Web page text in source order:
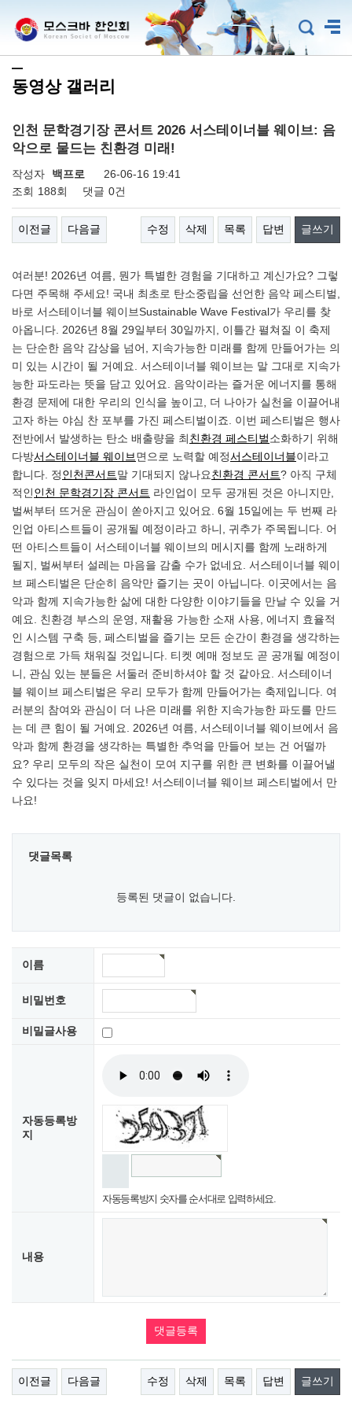
동영상 갤러리
인천 문학경기장 콘서트 2026 서스테이너블 웨이브: 음
악으로 물드는 친환경 미래!
작성자 백프로
26-06-16 19:41
조회 188회 댓글 0건
이전글 다음글 수정 삭제 목록 답변 글쓰기
여러분! 2026년 여름, 뭔가 특별한 경험을 기대하고 계신가요? 그렇
다면 주목해 주세요! 국내 최초로 탄소중립을 선언한 음악 페스티벌,
바로 서스테이너블 웨이브Sustainable Wave Festival가 우리를 찾
아옵니다. 2026년 8월 29일부터 30일까지, 이틀간 펼쳐질 이 축제
는 단순한 음악 감상을 넘어, 지속가능한 미래를 함께 만들어가는 의
미 있는 시간이 될 거예요. 서스테이너블 웨이브는 말 그대로 지속가
능한 파도라는 뜻을 담고 있어요. 음악이라는 즐거운 에너지를 통해
환경 문제에 대한 우리의 인식을 높이고, 더 나아가 실천을 이끌어내
고자 하는 야심 찬 포부를 가진 페스티벌이죠. 이번 페스티벌은 행사
전반에서 발생하는 탄소 배출량을 최친환경 페스티벌소화하기 위해
다방서스테이너블 웨이브면으로 노력할 예정서스테이너블이라고
합니다. 정인천콘서트말 기대되지 않나요친환경 콘서트? 아직 구체
적인인천 문학경기장 콘서트 라인업이 모두 공개된 것은 아니지만,
벌써부터 뜨거운 관심이 쏟아지고 있어요. 6월 15일에는 두 번째 라
인업 아티스트들이 공개될 예정이라고 하니, 귀추가 주목됩니다. 어
떤 아티스트들이 서스테이너블 웨이브의 메시지를 함께 노래하게
될지, 벌써부터 설레는 마음을 감출 수가 없네요. 서스테이너블 웨이
브 페스티벌은 단순히 음악만 즐기는 곳이 아닙니다. 이곳에서는 음
악과 함께 지속가능한 삶에 대한 다양한 이야기들을 만날 수 있을 거
예요. 친환경 부스의 운영, 재활용 가능한 소재 사용, 에너지 효율적
인 시스템 구축 등, 페스티벌을 즐기는 모든 순간이 환경을 생각하는
경험으로 가득 채워질 것입니다. 티켓 예매 정보도 곧 공개될 예정이
니, 관심 있는 분들은 서둘러 준비하셔야 할 것 같아요. 서스테이너
블 웨이브 페스티벌은 우리 모두가 함께 만들어가는 축제입니다. 여
러분의 참여와 관심이 더 나은 미래를 위한 지속가능한 파도를 만드
는 데 큰 힘이 될 거예요. 2026년 여름, 서스테이너블 웨이브에서 음
악과 함께 환경을 생각하는 특별한 추억을 만들어 보는 건 어떨까
요? 우리 모두의 작은 실천이 모여 지구를 위한 큰 변화를 이끌어낼
수 있다는 것을 잊지 마세요! 서스테이너블 웨이브 페스티벌에서 만
나요!
댓글목록
등록된 댓글이 없습니다.
이름
비밀번호
비밀글사용
자동등록방
지
자동등록방지 숫자를 순서대로 입력하세요.
내용
이전글 다음글 수정 삭제 목록 답변 글쓰기